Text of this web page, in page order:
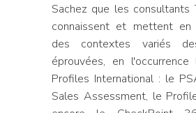
Sachez que les consultants
connaissent et mettent en
des contextes variés
éprouvées, en
Profiles International : le
Sales Assessment, le